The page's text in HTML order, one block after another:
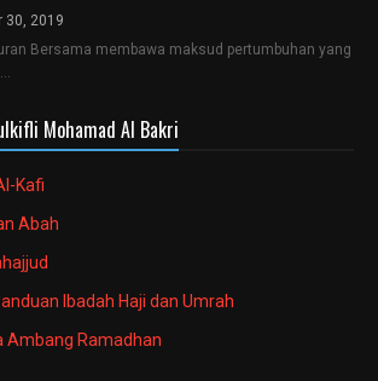
30, 2019
Bersama membawa maksud pertumbuhan yang
Mohamad Al Bakri
Kafi
Abah
Ibadah Haji dan Umrah
Ambang Ramadhan